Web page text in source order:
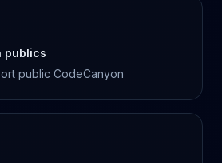
publics
public CodeCanyon